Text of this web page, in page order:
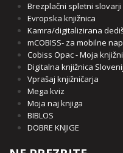
Brezplačni spletni slovarji
Evropska knjižnica
Kamra/digitalizirana
mCOBISS- za mobilne
Cobiss Opac - Moja
Digitalna knjižnica
Vprašaj knjižničarja
Mega kviz
Moja naj knjiga
BIBLOS
DOBRE KNJIGE